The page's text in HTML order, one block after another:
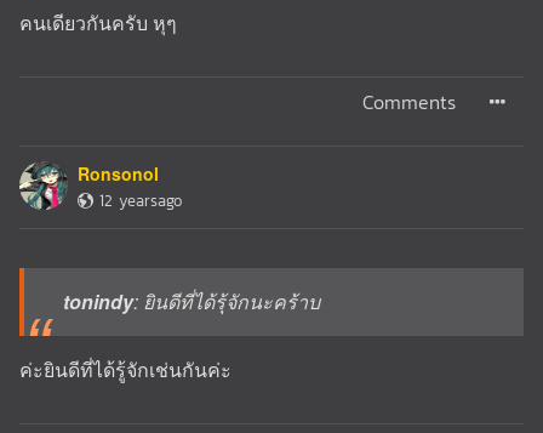
คนเดียวกันครับ หุๆ
Comments
Ronsonol
12 yearsago
tonindy: ยินดีที่ได้รุ้จักนะคร้าบ
ค่ะยินดีที่ได้รู้จักเช่นกันค่ะ